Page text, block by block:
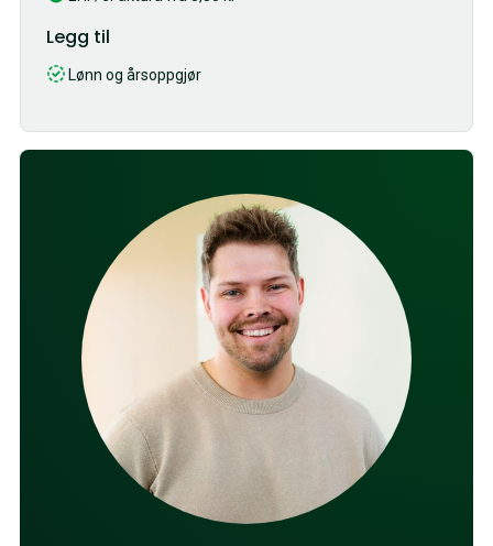
Legg til
Lønn og årsoppgjør